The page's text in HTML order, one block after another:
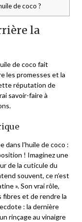
de coco ?
la
de coco fait
les promesses et la
réputation de
savoir-faire à
dans l’huile de coco :
! Imaginez une
de la cuticule du
souvent, ce n’est
». Son vrai rôle,
fibres et de rendre la
: la dernière
rinçage au vinaigre